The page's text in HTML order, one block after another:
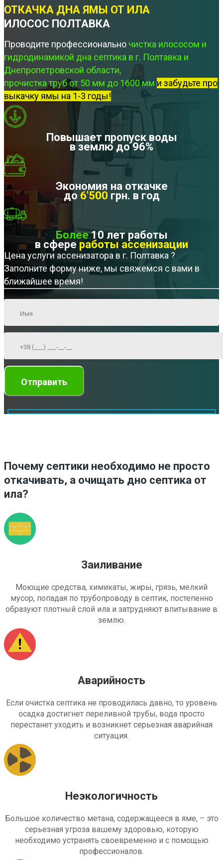
ОТКАЧКА ДНА ЯМЫ ОТ ИЛА
ИЛОСОС ПОЛТАВКА
Проводите профессионально чистка илососом и
гидродинамикой дна септика в г. Полтавка и
Днепропетровской области,
прочистка труб от 50 мм до 1600 мм и забудьте про
выкачку ямы на 1-3 годы!
Повышает пропуск воды
в землю до 96%
Экономия на откачке
до 6'500 грн. в год
Более10 лет работы
в сфере работы ассенизации
Цена услуги ассенизатора в г. Полтавка ?
Заполните форму ниже, мы свяжемся с вами в
ближайшее время!
Почему септики необходимо не просто
откачивать, а очищать дно септика от
ила?
Заиливание
Моющие средства, химикаты, жиры, грязь, мелкий
мусор, попадая по трубопроводу в септик, постепенно
образуют плотный слой ила и затрудняют впитывание в
землю.
Аварийность
Если очистка септика не проводилась давно, то уровень
осадка достигнет переливной трубы, вода просто
перестанет уходить и возникнет серьезная аварийная
ситуация.
Неэкологичность
Большое количество метана, содержащееся в яме, – это
серьезная угроза вашему здоровью, которую
необходимо устранять своевременно и с помощью
профессионалов.